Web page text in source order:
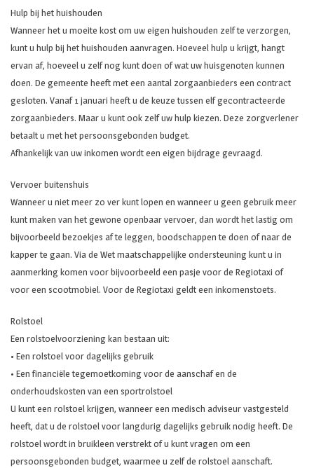
Hulp bij het huishouden
Wanneer het u moeite kost om uw eigen huishouden zelf te verzorgen,
kunt u hulp bij het huishouden aanvragen. Hoeveel hulp u krijgt, hangt
ervan af, hoeveel u zelf nog kunt doen of wat uw huisgenoten kunnen
doen. De gemeente heeft met een aantal zorgaanbieders een contract
gesloten. Vanaf 1 januari heeft u de keuze tussen elf gecontracteerde
zorgaanbieders. Maar u kunt ook zelf uw hulp kiezen. Deze zorgverlener
betaalt u met het persoonsgebonden budget.
Afhankelijk van uw inkomen wordt een eigen bijdrage gevraagd.
Vervoer buitenshuis
Wanneer u niet meer zo ver kunt lopen en wanneer u geen gebruik meer
kunt maken van het gewone openbaar vervoer, dan wordt het lastig om
bijvoorbeeld bezoekjes af te leggen, boodschappen te doen of naar de
kapper te gaan. Via de Wet maatschappelijke ondersteuning kunt u in
aanmerking komen voor bijvoorbeeld een pasje voor de Regiotaxi of
voor een scootmobiel. Voor de Regiotaxi geldt een inkomenstoets.
Rolstoel
Een rolstoelvoorziening kan bestaan uit:
• Een rolstoel voor dagelijks gebruik
• Een financiële tegemoetkoming voor de aanschaf en de
onderhoudskosten van een sportrolstoel
U kunt een rolstoel krijgen, wanneer een medisch adviseur vastgesteld
heeft, dat u de rolstoel voor langdurig dagelijks gebruik nodig heeft. De
rolstoel wordt in bruikleen verstrekt of u kunt vragen om een
persoonsgebonden budget, waarmee u zelf de rolstoel aanschaft.